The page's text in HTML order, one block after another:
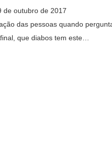
de outubro de 2017
das pessoas quando
que diabos tem este…